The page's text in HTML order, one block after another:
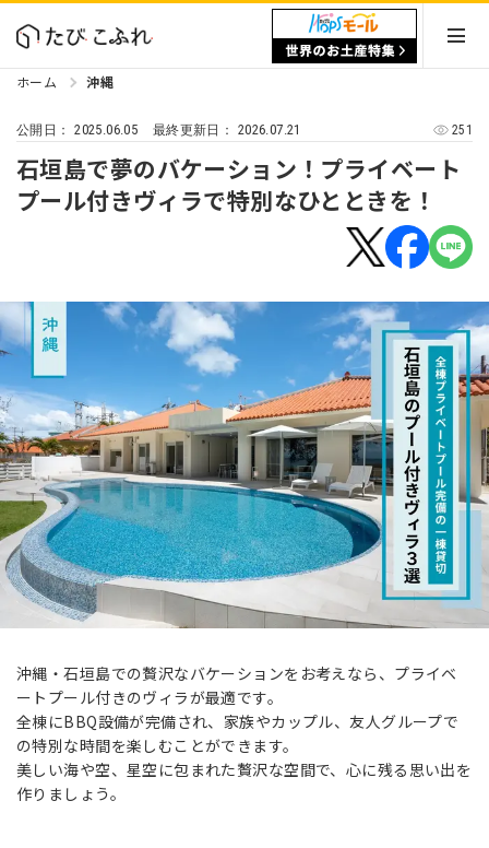
ホーム 沖縄
公開日：2025.06.05 最終更新日： 2026.07.21 251
石垣島で夢のバケーション！プライベート
プール付きヴィラで特別なひとときを！
沖縄・石垣島での贅沢なバケーションをお考えなら、プライベ
ートプール付きのヴィラが最適です。
全棟にBBQ設備が完備され、家族やカップル、友人グループで
の特別な時間を楽しむことができます。
美しい海や空、星空に包まれた贅沢な空間で、心に残る思い出を
作りましょう。